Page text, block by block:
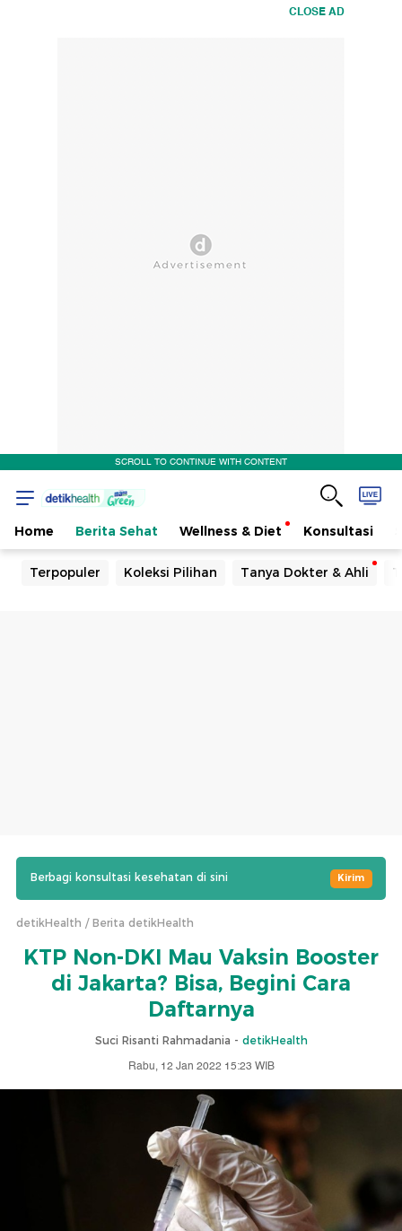
CLOSE AD
SCROLL TO CONTINUE WITH CONTENT
Home Berita Sehat Wellness & Diet Konsultasi
Terpopuler Koleksi Pilihan Tanya Dokter & Ahli
Berbagi konsultasi kesehatan di sini Kirim
detikHealth Berita detikHealth
KTP Non-DKI Mau Vaksin Booster
di Jakarta? Bisa, Begini Cara
Daftarnya
Suci Risanti Rahmadania - detikHealth
Rabu, 12 Jan 2022 15:23 WIB